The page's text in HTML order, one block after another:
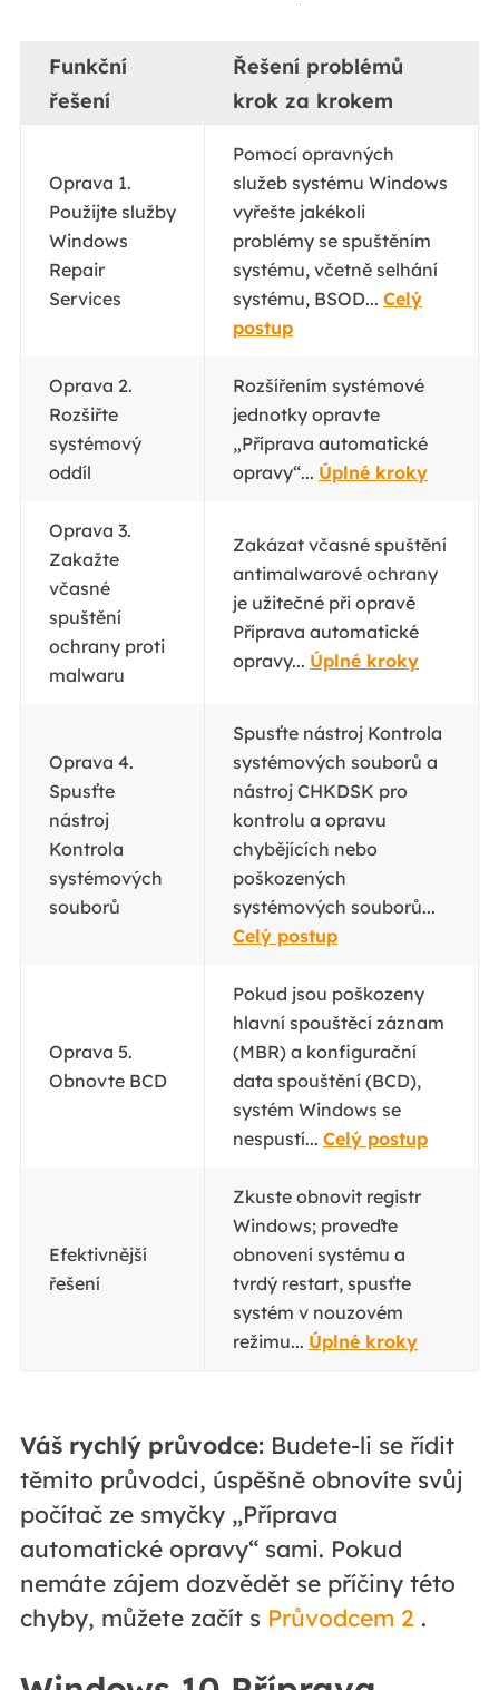
Funkční
řešení
Řešení problémů
krok za krokem
Oprava 1.
Použijte služby
Windows
Repair
Services
Pomocí opravných
služeb systému Windows
vyřešte jakékoli
problémy se spuštěním
systému, včetně selhání
systému, BSOD... Celý
postup
Oprava 2.
Rozšiřte
systémový
oddíl
Rozšířením systémové
jednotky opravte
„Příprava automatické
opravy“... Úplné kroky
Oprava 3.
Zakažte
včasné
spuštění
ochrany proti
malwaru
Zakázat včasné spuštění
antimalwarové ochrany
je užitečné při opravě
Příprava automatické
opravy... Úplné kroky
Oprava 4.
Spusťte
nástroj
Kontrola
systémových
souborů
Spusťte nástroj Kontrola
systémových souborů a
nástroj CHKDSK pro
kontrolu a opravu
chybějících nebo
poškozených
systémových souborů...
Celý postup
Oprava 5.
Obnovte BCD
Pokud jsou poškozeny
hlavní spouštěcí záznam
(MBR) a konfigurační
data spouštění (BCD),
systém Windows se
nespustí... Celý postup
Efektivnější
řešení
Zkuste obnovit registr
Windows; proveďte
obnovení systému a
tvrdý restart, spusťte
systém v nouzovém
režimu... Úplné kroky
Váš rychlý průvodce:Budete-li se řídit
těmito průvodci, úspěšně obnovíte svůj
počítač ze smyčky „Příprava
automatické opravy“ sami. Pokud
nemáte zájem dozvědět se příčiny této
chyby, můžete začít s Průvodcem 2 .